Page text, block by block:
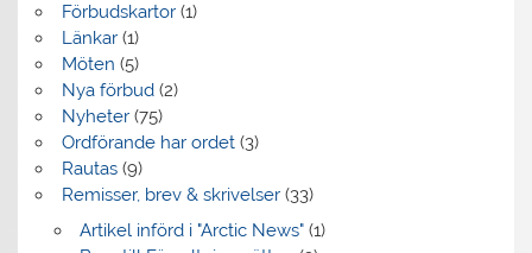
Förbudskartor(1)
Länkar(1)
Möten (5)
Nya förbud(2)
Nyheter(75)
Ordförande har ordet(3)
Rautas(9)
Remisser, brev & skrivelser(33)
Artikel införd i "Arctic News"(1)